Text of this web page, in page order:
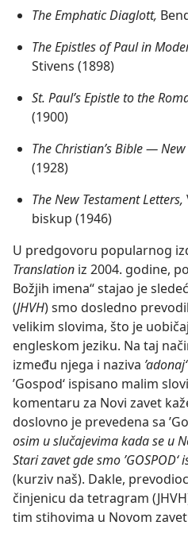
The Emphatic Diaglott,
The Epistles of Paul in
Stivens (1898)
St. Paul’s Epistle to the
(1900)
The Christian’s Bible —
(1928)
The New Testament Letters,
biskup (1946)
U predgovoru popularnog
Translation iz 2004. godine,
Božjih imena“ stajao je
(JHVH) smo dosledno
velikim slovima, što je
engleskom jeziku. Na taj
između njega i naziva ’adonaj‘
’Gospod‘ ispisano malim
komentaru za Novi zavet
doslovno je prevedena sa
osim u slučajevima kada se u
Stari zavet gde smo
(kurziv naš). Dakle,
činjenicu da tetragram
tim stihovima u Novom